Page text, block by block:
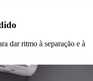
dar ritmo à separação e à